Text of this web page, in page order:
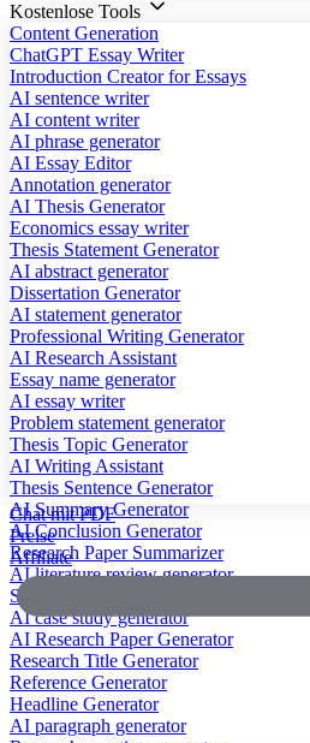
Kostenlose Tools
Content Generation
ChatGPT Essay Writer
Introduction Creator for Essays
AI sentence writer
AI content writer
AI phrase generator
AI Essay Editor
Annotation generator
AI Thesis Generator
Economics essay writer
Thesis Statement Generator
AI abstract generator
Dissertation Generator
AI statement generator
Professional Writing Generator
AI Research Assistant
Essay name generator
AI essay writer
Problem statement generator
Thesis Topic Generator
AI Writing Assistant
Thesis Sentence Generator
AI Summary Generator
AI Conclusion Generator
Research Paper Summarizer
AI literature review generator
Scientific Paper Summarizer
AI case study generator
AI Research Paper Generator
Research Title Generator
Reference Generator
Headline Generator
AI paragraph generator
Chat mit PDF
Preise
Affiliate